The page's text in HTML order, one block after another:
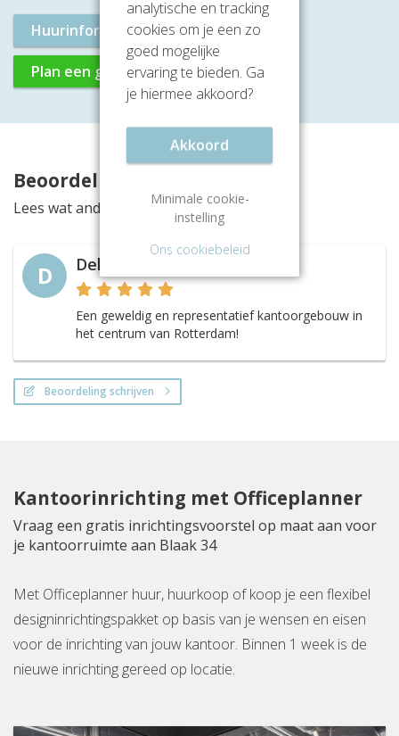
Huurinformatie aanvragen
Plan een gratis rondleiding
Beoordelingen
Lees wat anderen vinden van deze locatie
D Dekker
Een geweldig en representatief kantoorgebouw in
het centrum van Rotterdam!
Beoordeling schrijven
Kantoorinrichting met Officeplanner
Vraag een gratis inrichtingsvoorstel op maat aan voor
je kantoorruimte aan Blaak 34
Met Officeplanner huur, huurkoop of koop je een flexibel
designinrichtingspakket op basis van je wensen en eisen
voor de inrichting van jouw kantoor. Binnen 1 week is de
nieuwe inrichting gereed op locatie.
analytische en tracking
cookies om je een zo
goed mogelijke
ervaring te bieden. Ga
je hiermee akkoord?
Akkoord
Minimale cookie-
instelling
Ons cookiebeleid